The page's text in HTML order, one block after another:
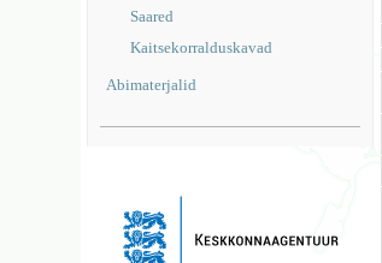
Saared
Kaitsekorralduskavad
Abimaterjalid